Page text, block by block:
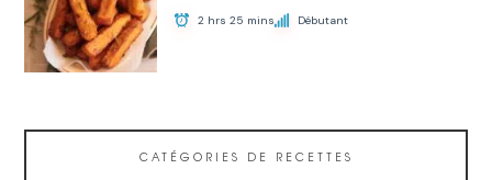
2 hrs 25 mins Débutant
CATÉGORIES DE RECETTES